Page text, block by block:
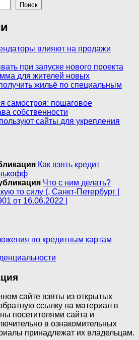
Поиск
влияют на продажи
при запуске нового проекта
для жителей новых
жильё по специальным
самостроя: пошаговое
собственности
сайты для укрепления
Как взять кредит
Что с ним делать?
то силу (, Санкт-Петербург |
от 16.06.2022 |
по кредитным картам
сайте взяты из открытых
ссылку на материал в
посетителями сайта и
в ознакомительных
принадлежат их владельцам.